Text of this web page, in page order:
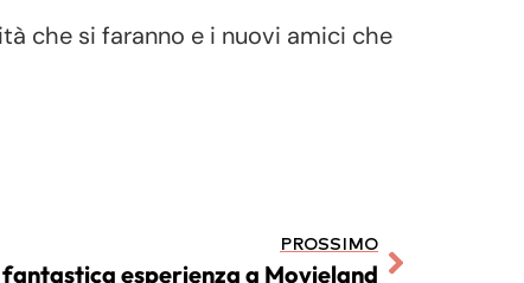
che si faranno e i nuovi amici che
PROSSIMO
esperienza a Movieland